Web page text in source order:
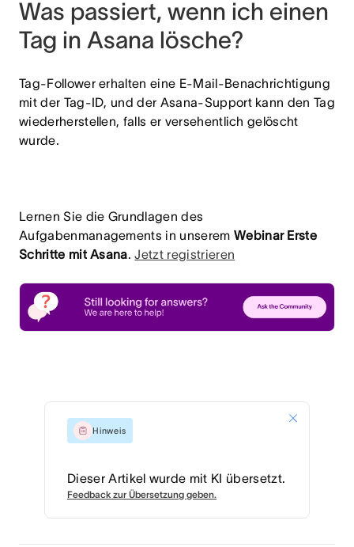
Was passiert, wenn ich einen
Tag in Asana lösche?
Tag-Follower erhalten eine E-Mail-Benachrichtigung
mit der Tag-ID, und der Asana-Support kann den Tag
wiederherstellen, falls er versehentlich gelöscht
wurde.
Lernen Sie die Grundlagen des
Aufgabenmanagements in unserem Webinar Erste
Schritte mit Asana.Jetzt registrieren
Hinweis
Dieser Artikel wurde mit KI übersetzt.
Feedback zur Übersetzung geben.